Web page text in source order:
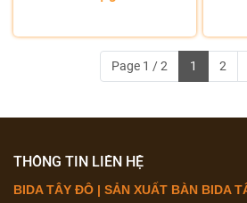
Page 1 / 2 1 2
THÔNG TIN LIÊN HỆ
BIDA TÂY ĐÔ | SẢN XUẤT BÀN BIDA